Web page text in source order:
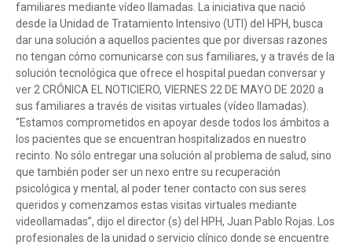
familiares mediante vídeo llamadas. La iniciativa que nació
desde la Unidad de Tratamiento Intensivo (UTI) del HPH, busca
dar una solución a aquellos pacientes que por diversas razones
no tengan cómo comunicarse con sus familiares, y a través de la
solución tecnológica que ofrece el hospital puedan conversar y
ver 2 CRÓNICA EL NOTICIERO, VIERNES 22 DE MAYO DE 2020 a
sus familiares a través de visitas virtuales (vídeo llamadas).
“Estamos comprometidos en apoyar desde todos los ámbitos a
los pacientes que se encuentran hospitalizados en nuestro
recinto. No sólo entregar una solución al problema de salud, sino
que también poder ser un nexo entre su recuperación
psicológica y mental, al poder tener contacto con sus seres
queridos y comenzamos estas visitas virtuales mediante
videollamadas”, dijo el director (s) del HPH, Juan Pablo Rojas. Los
profesionales de la unidad o servicio clínico donde se encuentre